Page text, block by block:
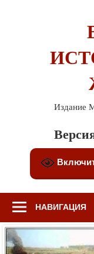
Издание
НАВИГАЦИЯ